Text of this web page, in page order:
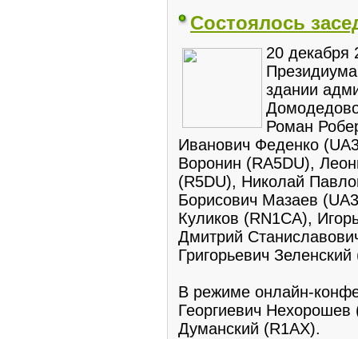
Состоялось
20 декабря
здании
Роман
Иванович Феденко
Воронин (RA5DU),
(R5DU), Николай
Борисович Мазаев
Куликов (RN1CA),
Дмитрий
Григорьевич
В режиме онлайн-
Георгиевич
Думанский (R1AX).